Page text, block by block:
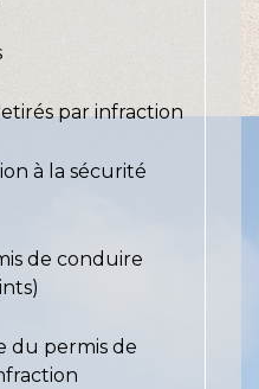
par infraction
à la sécurité
de conduire
du permis de